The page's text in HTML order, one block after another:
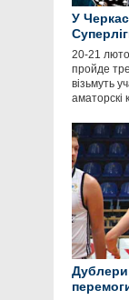
У
20-21
пройде
візьмуть
аматорскі
Дублери